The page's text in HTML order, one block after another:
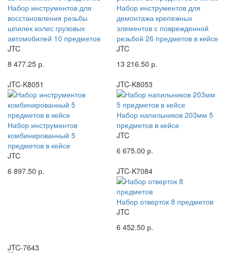
Набор инструментов для
восстановления резьбы
шпилек колес грузовых
автомобилей 10 предметов
JTC
8 477.25 р.
Набор инструментов для
демонтажа крепежных
элементов с поврежденной
резьбой 26 предметов в кейсе
JTC
13 216.50 р.
JTC-K8051
Набор инструментов
комбинированный 5
предметов в кейсе
JTC
6 897.50 р.
JTC-K8053
Набор напильников 203мм 5
предметов в кейсе
JTC
6 675.00 р.
JTC-K7084
Набор отверток 8 предметов
JTC
6 452.50 р.
JTC-7643